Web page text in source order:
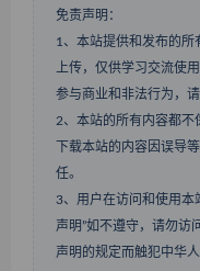
免责声明：
1、本站提供和发布的所
上传，仅供学习交流使
参与商业和非法行为，
2、本站的所有内容都不
下载本站的内容因误导
任。
3、用户在访问和使用本
声明”如不遵守，请勿访
声明的规定而触犯中华